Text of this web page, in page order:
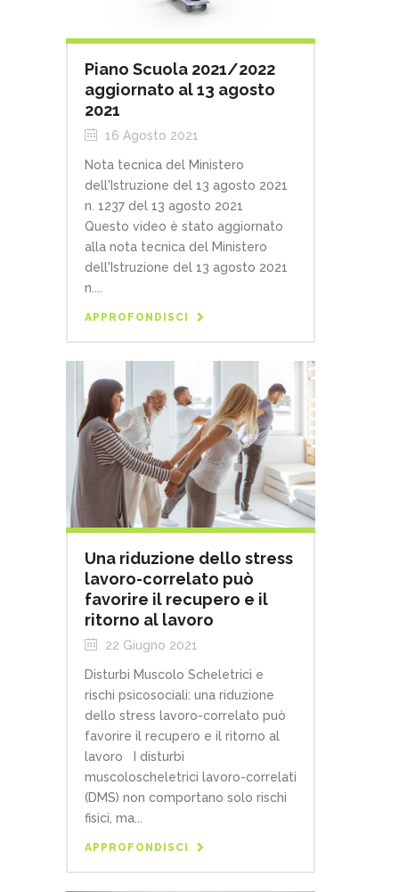
Piano Scuola 2021/2022
aggiornato al 13 agosto
2021
16 Agosto 2021
Nota tecnica del Ministero
dell'Istruzione del 13 agosto 2021
n. 1237 del 13 agosto 2021
Questo video è stato aggiornato
alla nota tecnica del Ministero
dell'Istruzione del 13 agosto 2021
n....
APPROFONDISCI
Una riduzione dello stress
lavoro-correlato può
favorire il recupero e il
ritorno al lavoro
22 Giugno 2021
Disturbi Muscolo Scheletrici e
rischi psicosociali: una riduzione
dello stress lavoro-correlato può
favorire il recupero e il ritorno al
lavoro I disturbi
muscoloscheletrici lavoro-correlati
(DMS) non comportano solo rischi
fisici, ma...
APPROFONDISCI